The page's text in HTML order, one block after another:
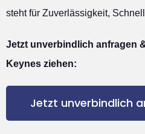
steht für Zuverlässigkeit,
Jetzt unverbindlich anfragen
Keynes ziehen:
Jetzt unverbindlich